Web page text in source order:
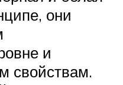
они
и
свойствам.